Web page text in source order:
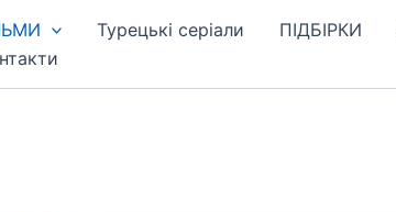
Турецькі серіали ПІДБІРКИ